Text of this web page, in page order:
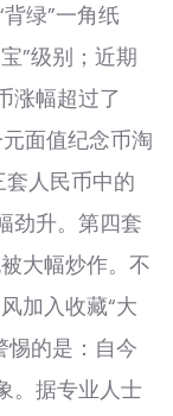
绿”一角纸
”级别；近期
涨幅超过了
面值纪念币淘
人民币中的
劲升。第四套
大幅炒作。不
加入收藏“大
惕的是：自今
。据专业人士